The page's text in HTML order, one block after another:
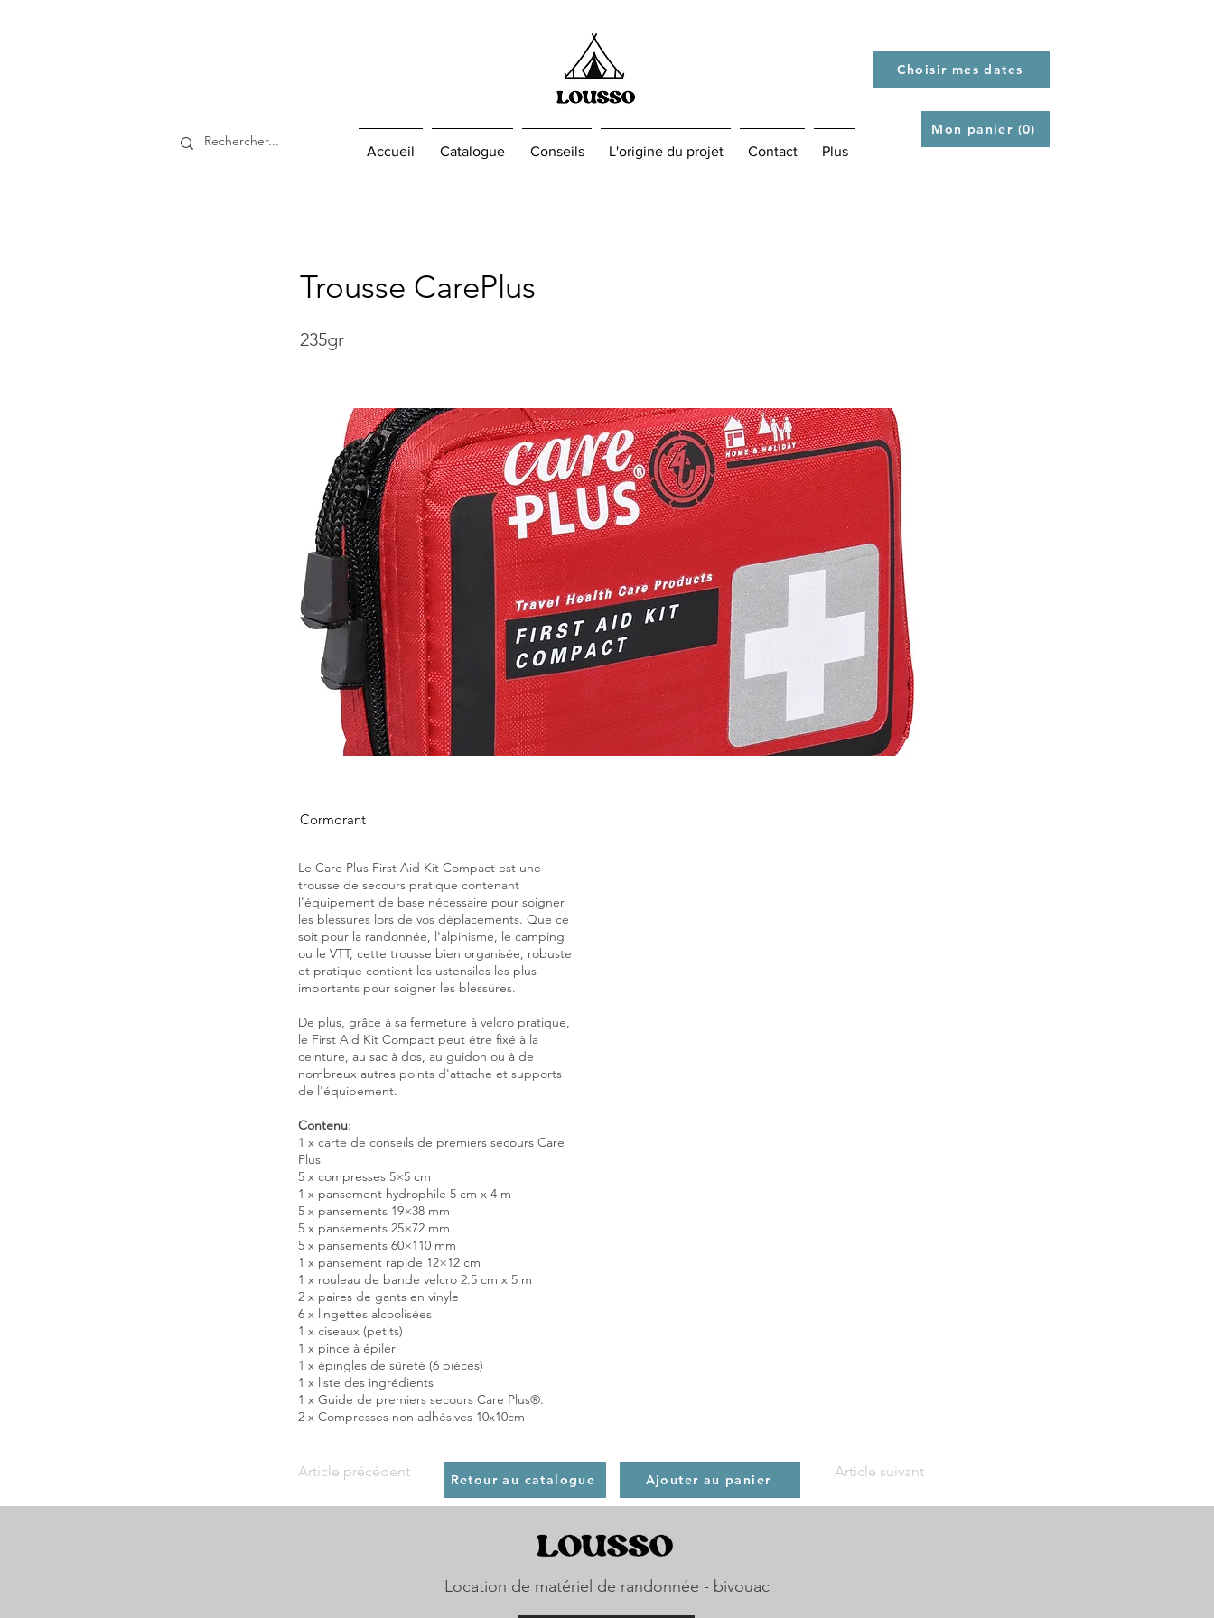
Accueil Catalogue Conseils L'origine du projet Contact Plus
Choisir mes dates
Mon panier (0)
Trousse CarePlus
235gr
Cormorant
Le Care Plus First Aid Kit Compact est une
trousse de secours pratique contenant
l'équipement de base nécessaire pour soigner
les blessures lors de vos déplacements. Que ce
soit pour la randonnée, l'alpinisme, le camping
ou le VTT, cette trousse bien organisée, robuste
et pratique contient les ustensiles les plus
importants pour soigner les blessures.
De plus, grâce à sa fermeture à velcro pratique,
le First Aid Kit Compact peut être fixé à la
ceinture, au sac à dos, au guidon ou à de
nombreux autres points d'attache et supports
de l'équipement.
Contenu:
1 x carte de conseils de premiers secours Care
Plus
5 x compresses 5×5 cm
1 x pansement hydrophile 5 cm x 4 m
5 x pansements 19×38 mm
5 x pansements 25×72 mm
5 x pansements 60×110 mm
1 x pansement rapide 12×12 cm
1 x rouleau de bande velcro 2.5 cm x 5 m
2 x paires de gants en vinyle
6 x lingettes alcoolisées
1 x ciseaux (petits)
1 x pince à épiler
1 x épingles de sûreté (6 pièces)
1 x liste des ingrédients
1 x Guide de premiers secours Care Plus®.
2 x Compresses non adhésives 10x10cm
Article précédent Retour au catalogue Ajouter au panier Article suivant
Location de matériel de randonnée - bivouac